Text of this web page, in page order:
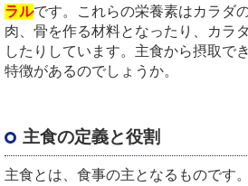
ラルです。これらの栄養素はカラダ
肉、骨を作る材料となったり、カラ
したりしています。主食から摂取で
特徴があるのでしょうか。
主食の定義と役割
主食とは、食事の主となるものです